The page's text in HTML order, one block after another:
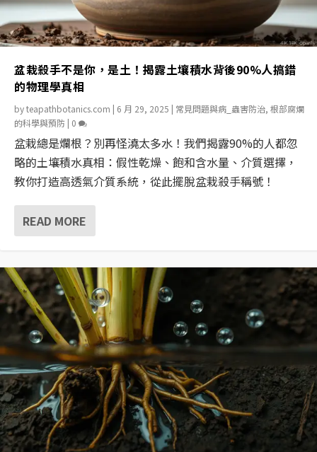
盆栽殺手不是你，是土！揭露土壤積水背後90%人搞錯
的物理學真相
byteapathbotanics.com | 6 月 29, 2025 | 常見問題與病_蟲害防治, 根部腐爛
的科學與預防 | 0
盆栽總是爛根？別再怪澆太多水！我們揭露90%的人都忽
略的土壤積水真相：假性乾燥、飽和含水量、介質選擇，
教你打造高透氣介質系統，從此擺脫盆栽殺手稱號！
READ MORE